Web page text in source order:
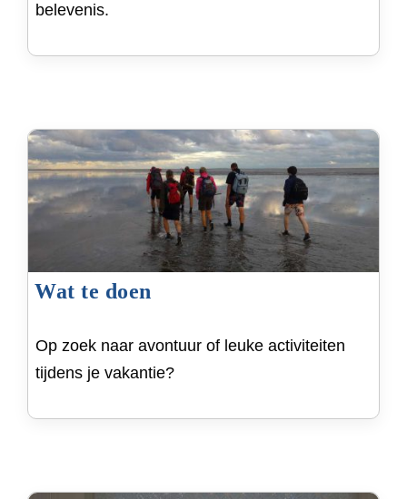
belevenis.
Wat te doen
Op zoek naar avontuur of leuke activiteiten
tijdens je vakantie?